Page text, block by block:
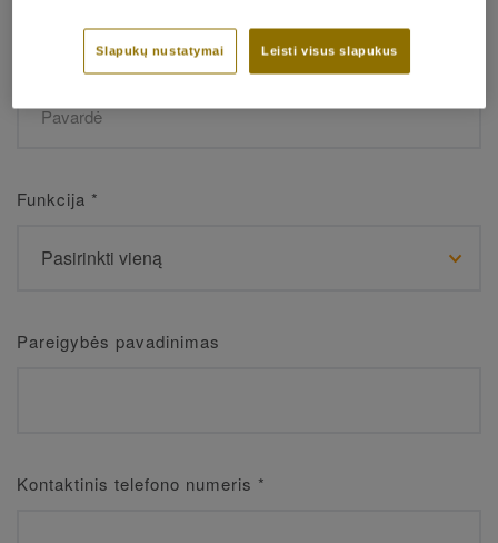
*
Funkcija *
Pareigybės pavadinimas
Kontaktinis telefono numeris *
Leisti visus slapukus
Slapukų nustatymai